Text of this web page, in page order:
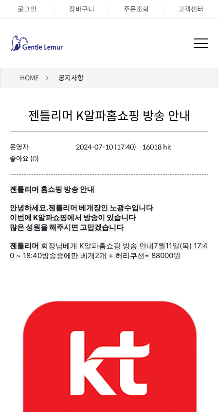
로그인 장바구니 주문조회 고객센터
HOME 공지사항
젠틀리머 K알파홈쇼핑 방송 안내
운영자 2024-07-10 (17:40)
16018 hit
좋아요 (0)
젠틀리머 홈쇼핑 방송 안내
안녕하세요.젠틀리머 베개장인 노광수입니다
이번에 K알파쇼핑에서 방송이 있습니다
많은 성원을 해주시면 고맙겠습니다
젠틀리머
0 ~ 18:40방송중에만 베개2개 + 허리쿠션= 88000원